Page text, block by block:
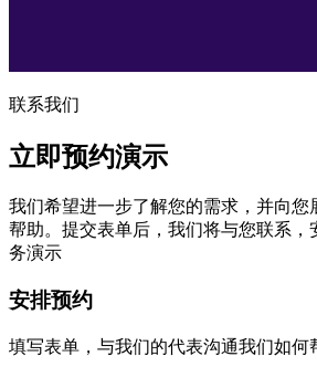
联系我们
立即预约演示
我们希望进一步了解您的需求，并向您
帮助。提交表单后，我们将与您联系，
务演示
安排预约
填写表单，与我们的代表沟通我们如何